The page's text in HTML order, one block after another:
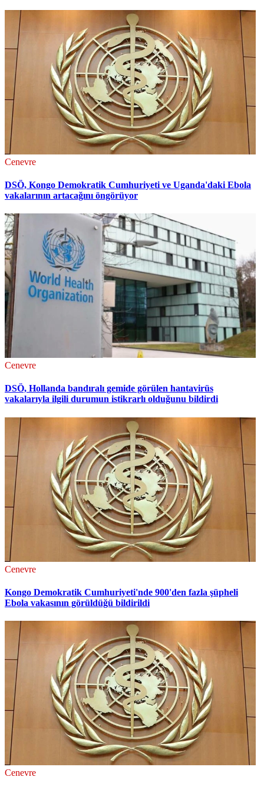
Cenevre
DSÖ, Kongo Demokratik Cumhuriyeti ve Uganda'daki Ebola
vakalarının artacağını öngörüyor
Cenevre
DSÖ, Hollanda bandıralı gemide görülen hantavirüs
vakalarıyla ilgili durumun istikrarlı olduğunu bildirdi
Cenevre
Kongo Demokratik Cumhuriyeti'nde 900'den fazla şüpheli
Ebola vakasının görüldüğü bildirildi
Cenevre